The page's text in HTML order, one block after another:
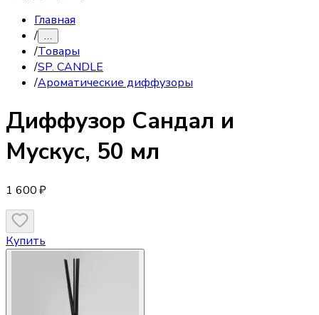
Главная
/ …
/Товары
/SP. CANDLE
/Ароматические диффузоры
Диффузор Сандал и
Мускус, 50 мл
1 600 ₽
Купить